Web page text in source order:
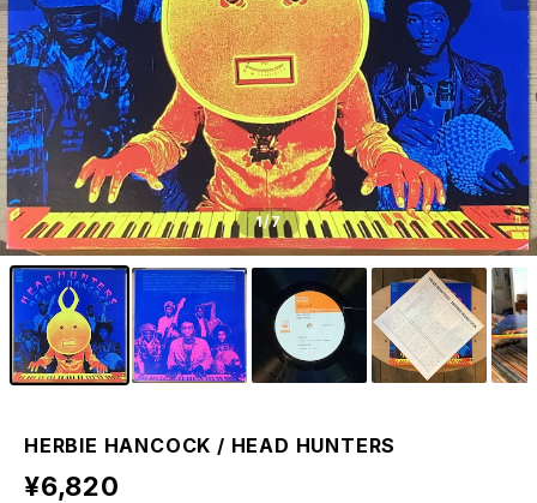
1/7
HERBIE HANCOCK / HEAD HUNTERS
¥6,820